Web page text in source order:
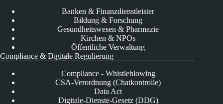
Banken & Finanzdienstleister
Bildung & Forschung
Gesundheitswesen & Pharmazie
Kirchen & NPOs
Öffentliche Verwaltung
Compliance & Digitale Regulierung
Compliance - Whistleblowing
CSA-Verordnung (Chatkontrolle)
Data Act
Digitale-Dienste-Gesetz (DDG)